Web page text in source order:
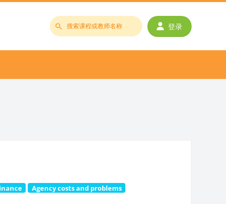
搜
登录
Agency costs and problems